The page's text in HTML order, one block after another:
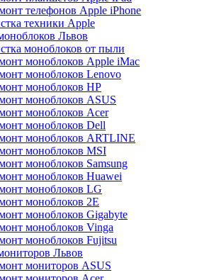
телефонов Apple iPhone
техники Apple
Львов
моноблоков от пыли
моноблоков Apple iMac
моноблоков Lenovo
моноблоков HP
моноблоков ASUS
моноблоков Acer
моноблоков Dell
моноблоков ARTLINE
моноблоков MSI
моноблоков Samsung
моноблоков Huawei
моноблоков LG
моноблоков 2E
моноблоков Gigabyte
моноблоков Vinga
моноблоков Fujitsu
Львов
мониторов ASUS